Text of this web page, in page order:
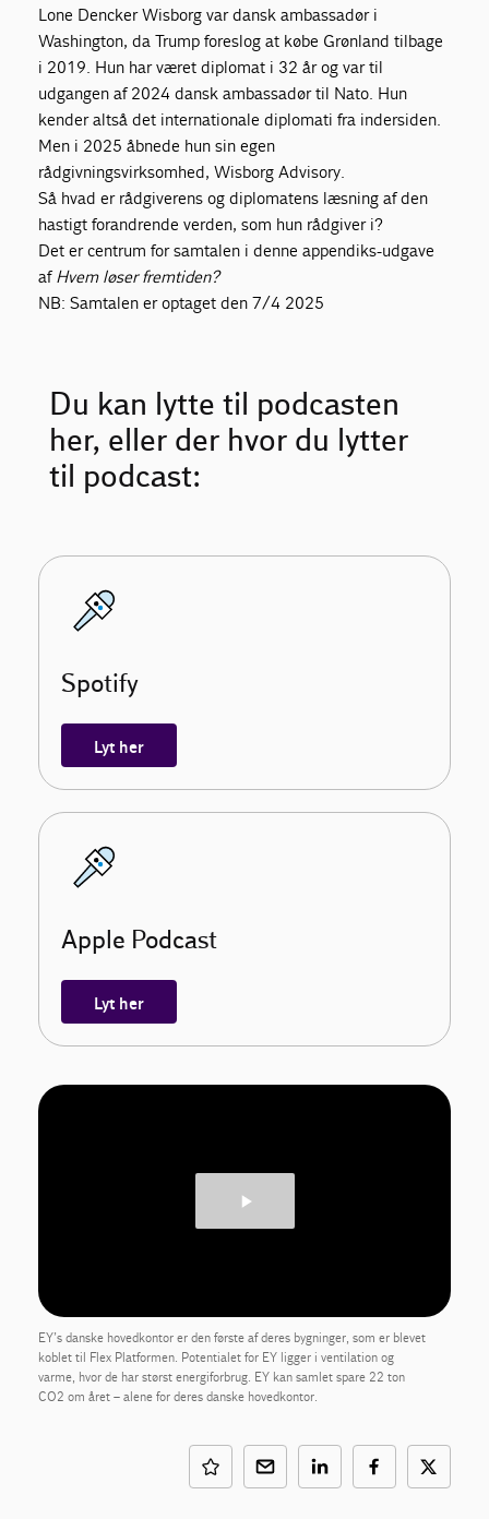
Lone Dencker Wisborg var dansk ambassadør i
Washington, da Trump foreslog at købe Grønland tilbage
i 2019. Hun har været diplomat i 32 år og var til
udgangen af 2024 dansk ambassadør til Nato. Hun
kender altså det internationale diplomati fra indersiden.
Men i 2025 åbnede hun sin egen
rådgivningsvirksomhed, Wisborg Advisory.
Så hvad er rådgiverens og diplomatens læsning af den
hastigt forandrende verden, som hun rådgiver i?
Det er centrum for samtalen i denne appendiks-udgave
af Hvem løser fremtiden?
NB: Samtalen er optaget den 7/4 2025
Du kan lytte til podcasten
her, eller der hvor du lytter
til podcast:
Spotify
Lyt her
Apple Podcast
Lyt her
EY’s danske hovedkontor er den første af deres bygninger, som er blevet
koblet til Flex Platformen. Potentialet for EY ligger i ventilation og
varme, hvor de har størst energiforbrug. EY kan samlet spare 22 ton
CO2 om året – alene for deres danske hovedkontor.